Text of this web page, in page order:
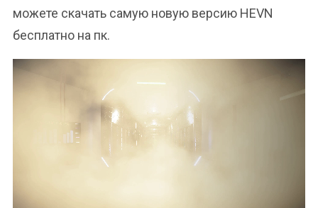
можете скачать самую новую версию HEVN
бесплатно на пк.